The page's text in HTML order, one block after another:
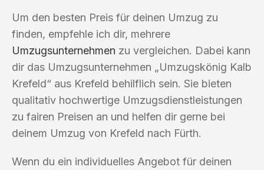
Um den besten Preis für deinen Umzug zu
finden, empfehle ich dir, mehrere
Umzugsunternehmen zu vergleichen. Dabei kann
dir das Umzugsunternehmen „Umzugskönig Kalb
Krefeld“ aus Krefeld behilflich sein. Sie bieten
qualitativ hochwertige Umzugsdienstleistungen
zu fairen Preisen an und helfen dir gerne bei
deinem Umzug von Krefeld nach Fürth.
Wenn du ein individuelles Angebot für deinen